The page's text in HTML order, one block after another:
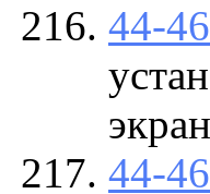
44-
44-